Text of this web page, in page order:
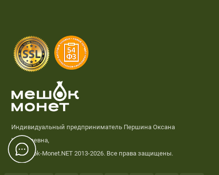
Индивидуальный предприниматель Першина Оксана
Николаевна,
© Meshok-Monet.NET 2013-2026. Все права защищены.